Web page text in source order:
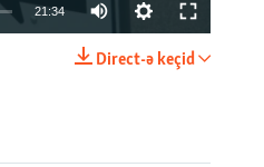
21:34
Direct-ə keçid